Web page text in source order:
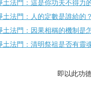
土法門：這是你功夫不得力
土法門：人的定數是誰給的
土法門：因果相稱的機制是
土法門：清明祭祖是否有靈
即以此功